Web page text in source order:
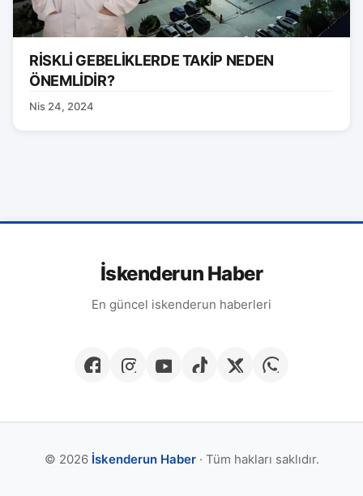
RİSKLİ GEBELİKLERDE TAKİP NEDEN
ÖNEMLİDİR?
Nis 24, 2024
İskenderun Haber
En güncel iskenderun haberleri
© 2026 İskenderun Haber· Tüm hakları saklıdır.